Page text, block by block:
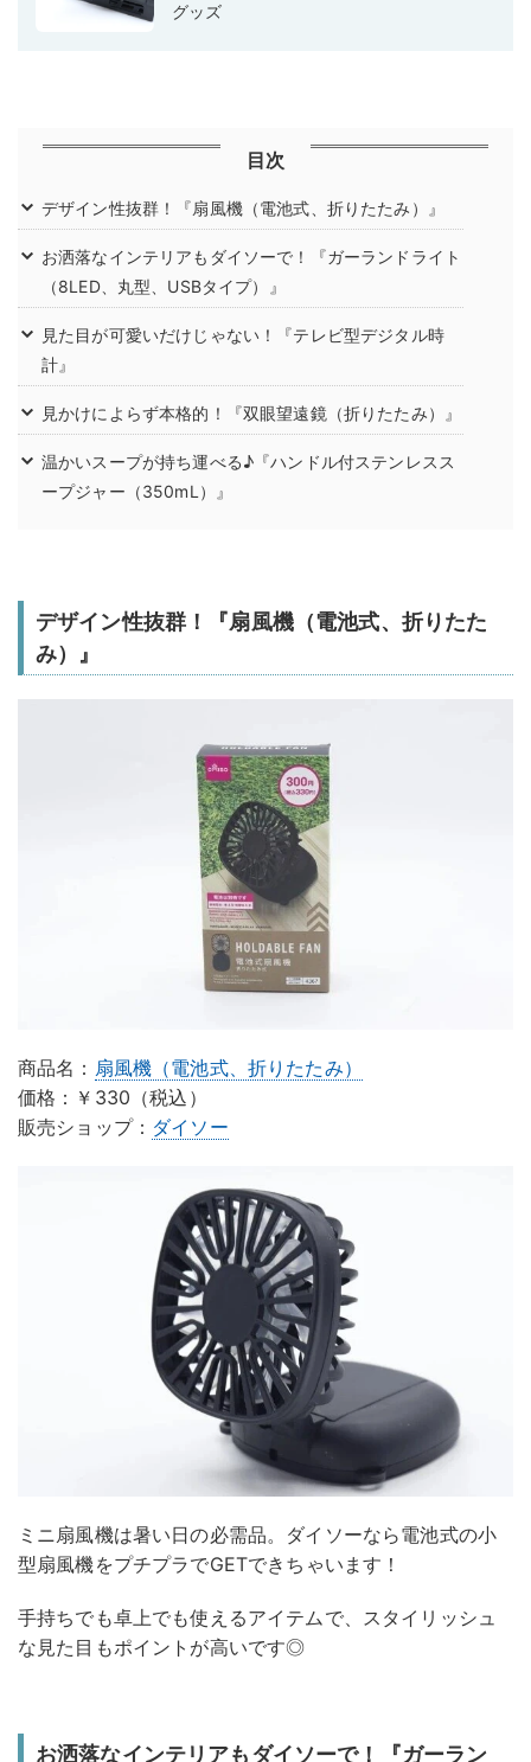
グッズ
目次
デザイン性抜群！『扇風機（電池式、折りたたみ）』
お洒落なインテリアもダイソーで！『ガーランドライト
（8LED、丸型、USBタイプ）』
見た目が可愛いだけじゃない！『テレビ型デジタル時
計』
見かけによらず本格的！『双眼望遠鏡（折りたたみ）』
温かいスープが持ち運べる♪『ハンドル付ステンレスス
ープジャー（350mL）』
デザイン性抜群！『扇風機（電池式、折りたた
み）』
商品名： 扇風機（電池式、折りたたみ）
価格：￥330（税込）
販売ショップ： ダイソー
ミニ扇風機は暑い日の必需品。ダイソーなら電池式の小
型扇風機をプチプラでGETできちゃいます！
手持ちでも卓上でも使えるアイテムで、スタイリッシュ
な見た目もポイントが高いです◎
お洒落なインテリアもダイソーで！『ガーラン